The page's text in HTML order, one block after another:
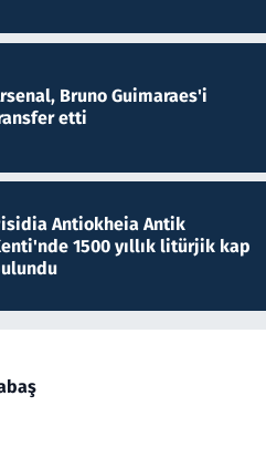
Bruno Guimaraes'i
etti
Antiokheia Antik
1500 yıllık litürjik kap